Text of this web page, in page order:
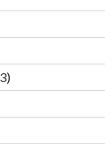
73
Produkte